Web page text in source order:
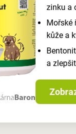
zinku a
Mořské
kůže a
a